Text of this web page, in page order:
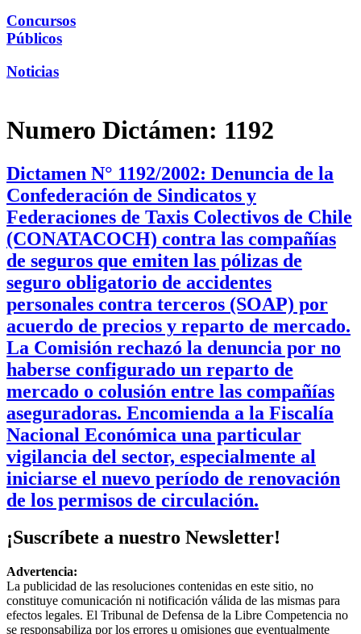
Concursos
Públicos
Noticias
Numero Dictámen: 1192
Dictamen N° 1192/2002: Denuncia de la
Confederación de Sindicatos y
Federaciones de Taxis Colectivos de Chile
(CONATACOCH) contra las compañías
de seguros que emiten las pólizas de
seguro obligatorio de accidentes
personales contra terceros (SOAP) por
acuerdo de precios y reparto de mercado.
La Comisión rechazó la denuncia por no
haberse configurado un reparto de
mercado o colusión entre las compañías
aseguradoras. Encomienda a la Fiscalía
Nacional Económica una particular
vigilancia del sector, especialmente al
iniciarse el nuevo período de renovación
de los permisos de circulación.
¡Suscríbete a nuestro Newsletter!
Advertencia:
La publicidad de las resoluciones contenidas en este sitio, no
constituye comunicación ni notificación válida de las mismas para
efectos legales. El Tribunal de Defensa de la Libre Competencia no
se responsabiliza por los errores u omisiones que eventualmente